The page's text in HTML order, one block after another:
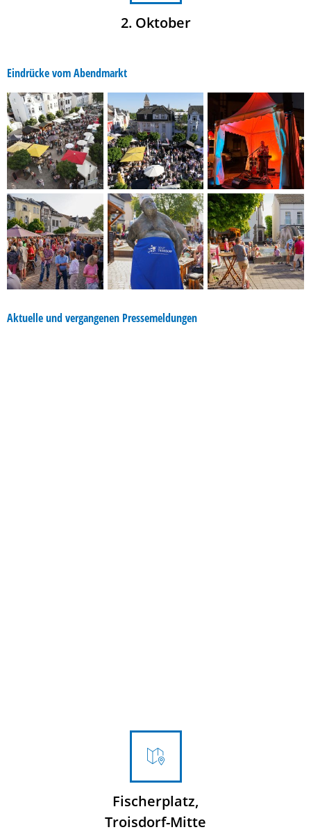
2. Oktober
Eindrücke vom Abendmarkt
Aktuelle und vergangenen Pressemeldungen
Fischerplatz,
Troisdorf-Mitte